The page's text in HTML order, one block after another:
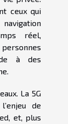
ceux qui
réel,
à des
La 5G
de
et, plus